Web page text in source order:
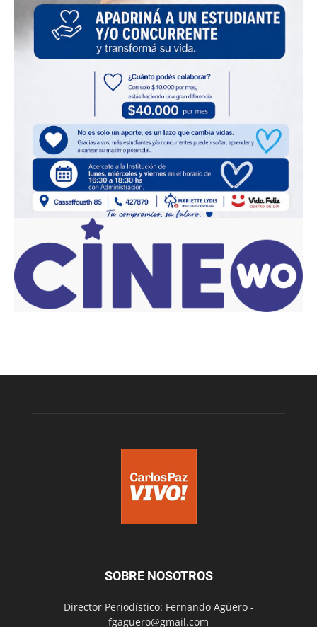
SOBRE NOSOTROS
Director Periodístico: Fernando Agüero -
fgaguero@gmail.com